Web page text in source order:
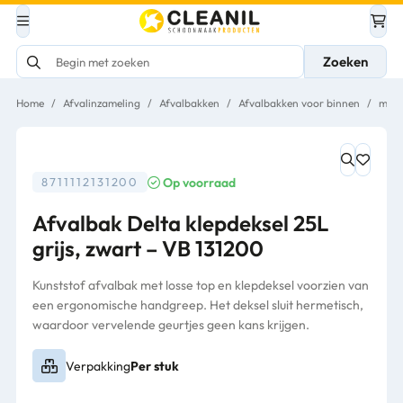
Zoeken
Home / Afvalinzameling / Afvalbakken / Afvalbakken voor binnen / met
8711112131200 Op voorraad
Afvalbak Delta klepdeksel 25L
grijs, zwart – VB 131200
Kunststof afvalbak met losse top en klepdeksel voorzien van
een ergonomische handgreep. Het deksel sluit hermetisch,
waardoor vervelende geurtjes geen kans krijgen.
VerpakkingPer stuk